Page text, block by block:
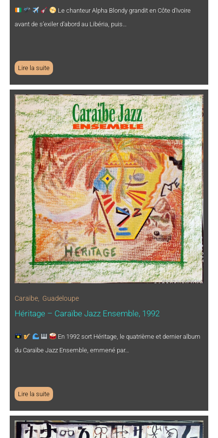
Le chanteur Alpha Blondy grandit en Côte d’Ivoire
avant de s’exiler d’abord au Libéria, puis…
Lire la suite
Caraïbe Guadeloupe
Héritage – Caraïbe Jazz Ensemble, 1992
En 1992 sort Héritage, le quatrième et dernier album
du Caraïbe Jazz Ensemble, emmené par…
Lire la suite